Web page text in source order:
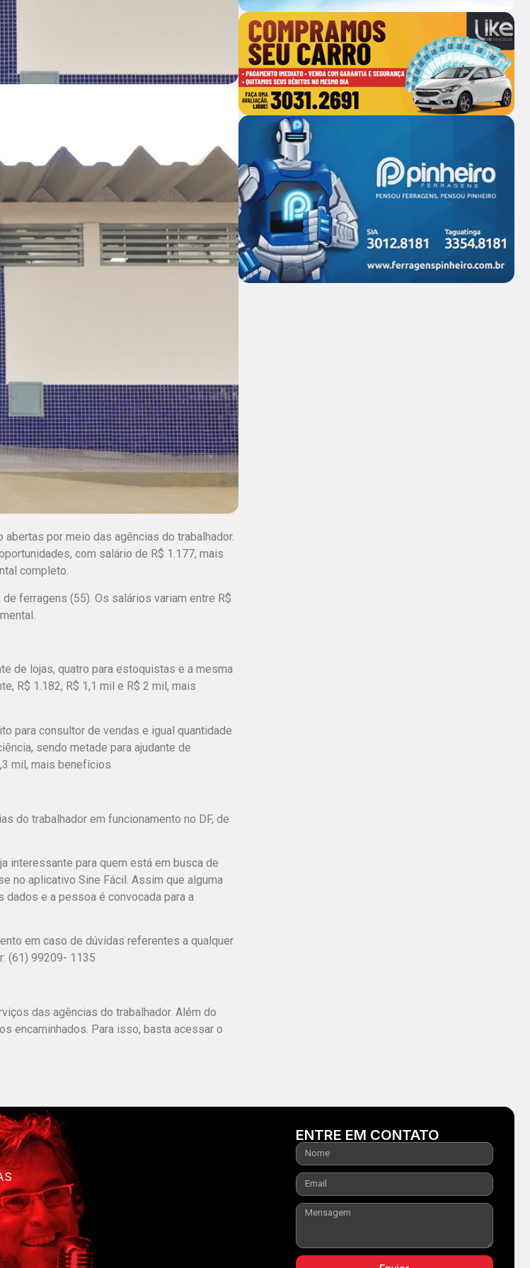
por meio das agências do trabalhador.
com salário de R$ 1.177, mais
completo.
ferragens (55). Os salários variam entre R$
de lojas, quatro para estoquistas e a mesma
R$ 1.182, R$ 1,1 mil e R$ 2 mil, mais
para consultor de vendas e igual quantidade
sendo metade para ajudante de
mil, mais benefícios.
do trabalhador em funcionamento no DF, de
interessante para quem está em busca de
no aplicativo Sine Fácil. Assim que alguma
e a pessoa é convocada para a
em caso de dúvidas referentes a qualquer
(61) 99209- 1135
das agências do trabalhador. Além do
encaminhados. Para isso, basta acessar o
ENTRE EM CONTATO